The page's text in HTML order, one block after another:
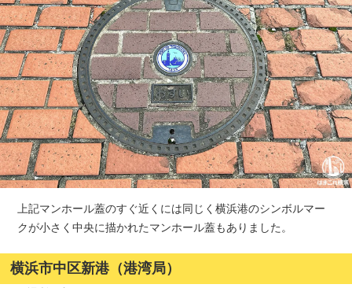
上記マンホール蓋のすぐ近くには同じく横浜港のシンボルマー
クが小さく中央に描かれたマンホール蓋もありました。
横浜市中区新港（港湾局）